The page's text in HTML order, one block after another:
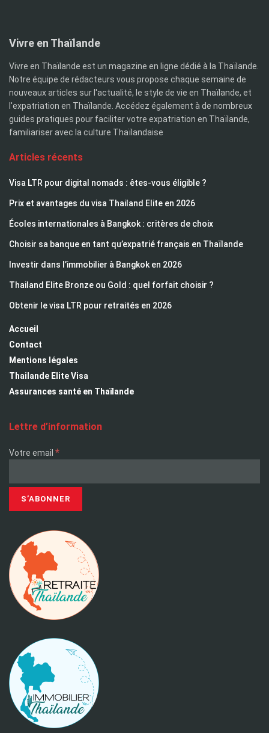
Vivre en Thaïlande
Vivre en Thaïlande est un magazine en ligne dédié à la Thaïlande.
Notre équipe de rédacteurs vous propose chaque semaine de
nouveaux articles sur l'actualité, le style de vie en Thaïlande, et
l'expatriation en Thaïlande. Accédez également à de nombreux
guides pratiques pour faciliter votre expatriation en Thaïlande,
familiariser avec la culture Thaïlandaise
Articles récents
Visa LTR pour digital nomads : êtes-vous éligible ?
Prix et avantages du visa Thailand Elite en 2026
Écoles internationales à Bangkok : critères de choix
Choisir sa banque en tant qu’expatrié français en Thaïlande
Investir dans l’immobilier à Bangkok en 2026
Thailand Elite Bronze ou Gold : quel forfait choisir ?
Obtenir le visa LTR pour retraités en 2026
Accueil
Contact
Mentions légales
Thailande Elite Visa
Assurances santé en Thaïlande
Lettre d’information
Votre email *